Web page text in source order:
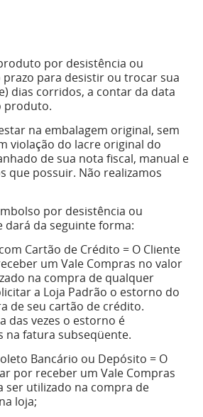
por desistência ou
para desistir ou trocar sua
dias corridos, a contar da data
produto.
na embalagem original, sem
violação do lacre original do
de sua nota fiscal, manual e
que possuir. Não realizamos
por desistência ou
da seguinte forma:
Cartão de Crédito = O Cliente
um Vale Compras no valor
na compra de qualquer
a Loja Padrão o estorno do
de seu cartão de crédito.
das vezes o estorno é
na fatura subseqüente.
Bancário ou Depósito = O
por receber um Vale Compras
ser utilizado na compra de
loja;